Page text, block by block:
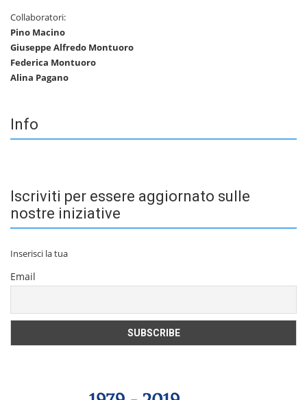
Collaboratori:
Pino Macino
Giuseppe Alfredo Montuoro
Federica Montuoro
Alina Pagano
Info
Iscriviti per essere aggiornato sulle
nostre iniziative
Inserisci la tua
Email